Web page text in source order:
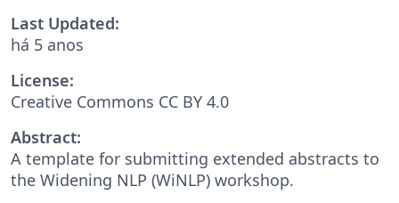
Last Updated:
há 5 anos
License:
Creative Commons CC BY 4.0
Abstract:
A template for submitting extended abstracts to
the Widening NLP (WiNLP) workshop.